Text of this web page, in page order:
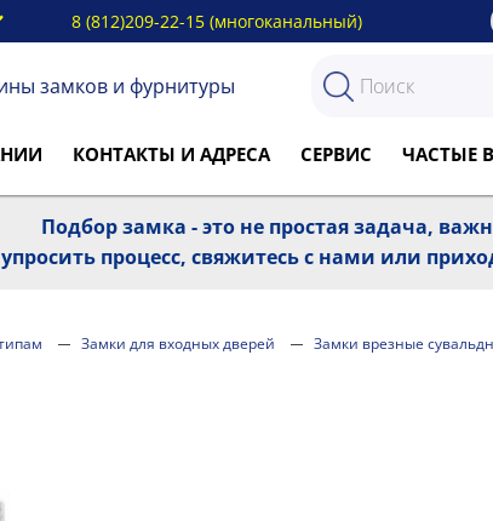
8 (812)209-22-15 (многоканальный)
замков и фурнитуры
КОНТАКТЫ И АДРЕСА СЕРВИС ЧАСТЫЕ
Подбор замка - это не простая задача,
процесс, свяжитесь с нами или
Замки для входных дверей Замки врезные